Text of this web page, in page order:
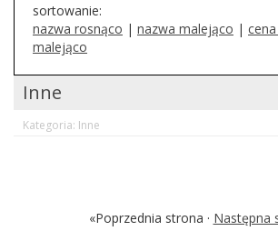
sortowanie:
nazwa rosnąco | nazwa malejąco |
malejąco
Inne
Kategoria: Inne
«Poprzednia strona · Następna